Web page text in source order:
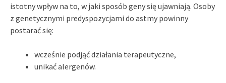
istotny wpływ na to, w jaki sposób geny się ujawniają. Osoby
z genetycznymi predyspozycjami do astmy powinny
postarać się:
wcześnie podjąć działania terapeutyczne,
unikać alergenów.